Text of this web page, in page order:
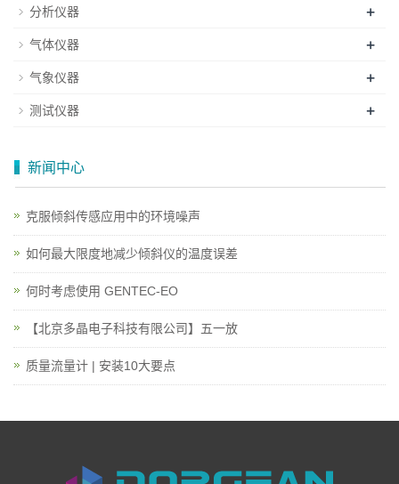
分析仪器 +
气体仪器 +
气象仪器 +
测试仪器 +
新闻中心
克服倾斜传感应用中的环境噪声
如何最大限度地减少倾斜仪的温度误差
何时考虑使用 GENTEC-EO
【北京多晶电子科技有限公司】五一放
质量流量计 | 安装10大要点